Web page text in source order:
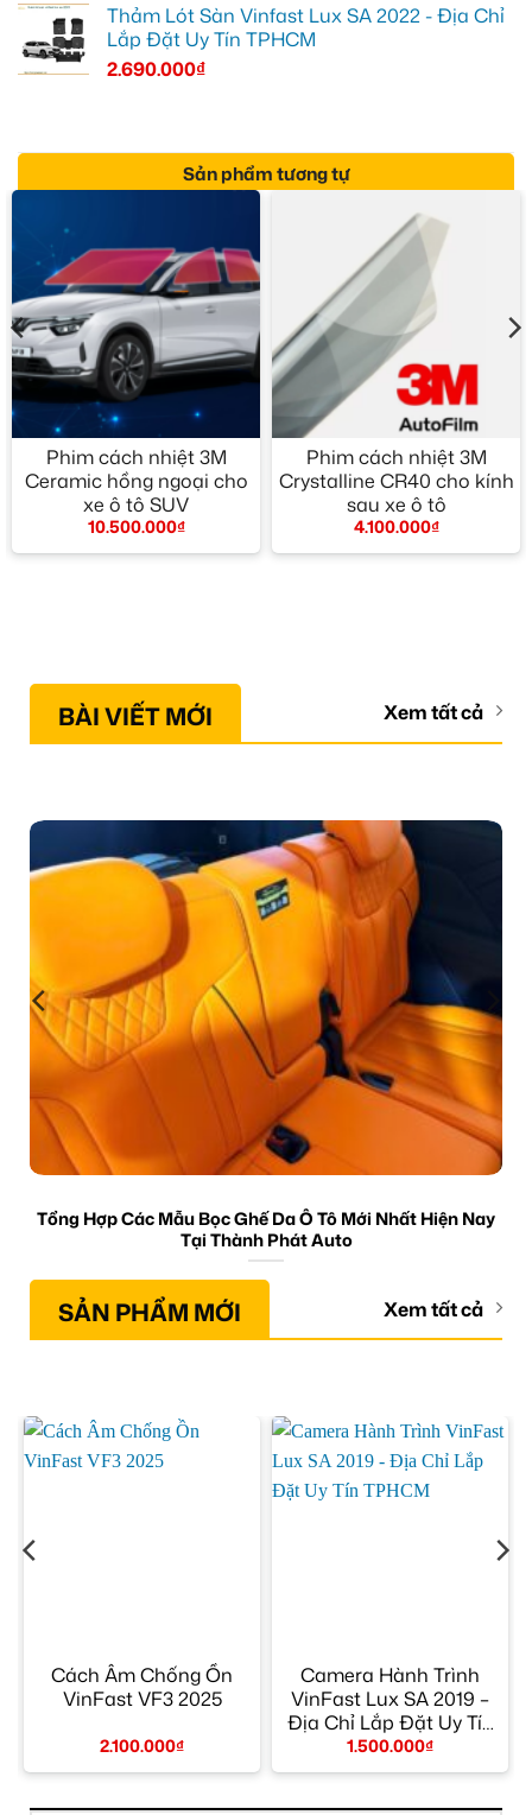
Thảm Lót Sàn Vinfast Lux SA 2022 - Địa Chỉ
Lắp Đặt Uy Tín TPHCM
2.690.000₫
Sản phẩm tương tự
Phim cách nhiệt 3M
Ceramic hồng ngoại cho
xe ô tô SUV
10.500.000₫
Phim cách nhiệt 3M
Crystalline CR40 cho kính
sau xe ô tô
4.100.000₫
BÀI VIẾT MỚI Xem tất cả
Tổng Hợp Các Mẫu Bọc Ghế Da Ô Tô Mới Nhất Hiện Nay
Tại Thành Phát Auto
SẢN PHẨM MỚI Xem tất cả
Cách Âm Chống Ồn
VinFast VF3 2025
2.100.000₫
Camera Hành Trình
VinFast Lux SA 2019 –
Địa Chỉ Lắp Đặt Uy Tín
TPHCM
1.500.000₫